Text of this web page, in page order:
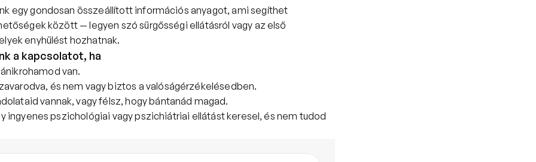
egy gondosan összeállított információs anyagot, ami segíthet
között — legyen szó sürgősségi ellátásról vagy az első
enyhülést hozhatnak.
a kapcsolatot, ha
van.
és nem vagy biztos a valóságérzékelésedben.
vannak, vagy félsz, hogy bántanád magad.
ingyenes pszichológiai vagy pszichiátriai ellátást keresel, és nem tudod